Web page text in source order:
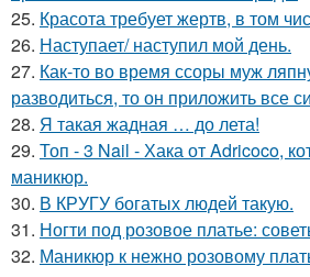
25. Красота требует жертв, в том
26. Наступает/ наступил мой день.
27. Как-то во время ссоры муж
разводиться, то он приложить все
28. Я такая жадная … до лета!
29. Топ - 3 Nail - Хака от Adricoco,
маникюр.
30. В КРУГУ богатых людей такую.
31. Ногти под розовое платье:
32. Маникюр к нежно розовому